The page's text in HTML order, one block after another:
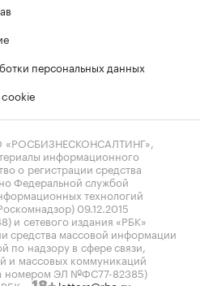
персональных данных
информационного
о регистрации средства
Федеральной службой
технологий
09.12.2015
сетевого издания «РБК»
средства массовой информации
по надзору в сфере связи,
и массовых коммуникаций
номером ЭЛ №ФС77-82385)